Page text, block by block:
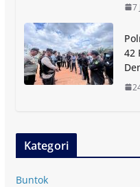
7
42
Kategori
Buntok